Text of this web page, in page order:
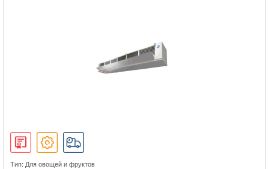
Тип: Для овощей и фруктов